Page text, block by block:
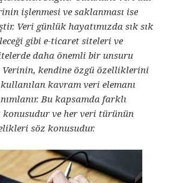
işlenmesi ve saklanması ise
Veri günlük hayatımızda sık sık
gibi e-ticaret siteleri ve
daha önemli bir unsuru
kendine özgü özelliklerini
kavram veri elemanı
Bu kapsamda farklı
konusudur ve her veri türünün
söz konusudur.